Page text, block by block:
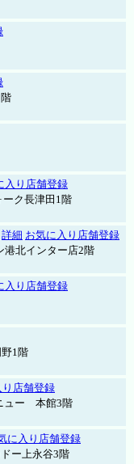
入り店舗登録
ーク長津田1階
詳細 お気に入り店舗登録
港北インター店2階
入り店舗登録
1階
り店舗登録
ュー 本館3階
に入り店舗登録
ー上永谷3階